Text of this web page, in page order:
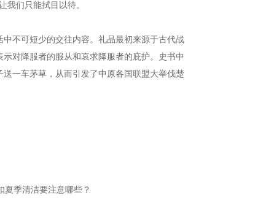
我们只能拭目以待。
不可短少的交往内容。礼品最初来源于古代战
对降服者的服从和哀求降服者的庇护。史书中
一车茅草，从而引发了中原各国联盟大举伐楚
夏季清洁要注意哪些？